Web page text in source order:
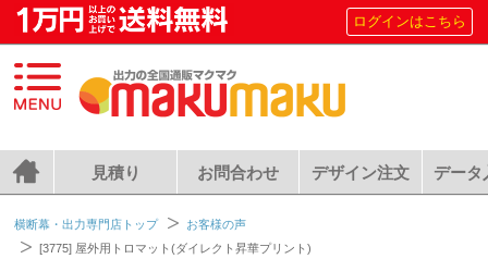
ログインはこちら
見積り お問合わせ デザイン注文 データ
横断幕・出力専門店トップ
お客様の声
[3775] 屋外用トロマット(ダイレクト昇華プリント)